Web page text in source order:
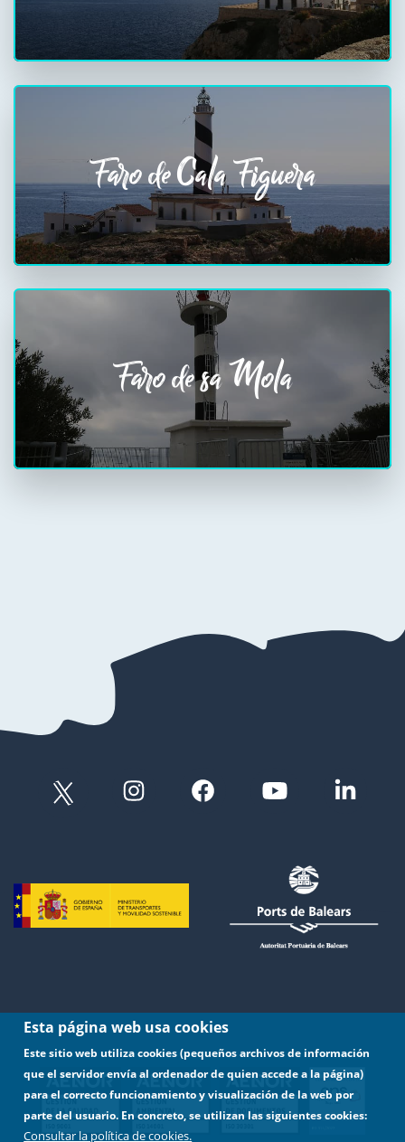
Faro de Cala Figuera
Faro de sa Mola
Esta página web usa cookies
Este sitio web utiliza cookies (pequeños archivos de información
que el servidor envía al ordenador de quien accede a la página)
para el correcto funcionamiento y visualización de la web por
parte del usuario. En concreto, se utilizan las siguientes cookies:
Consultar la política de cookies.